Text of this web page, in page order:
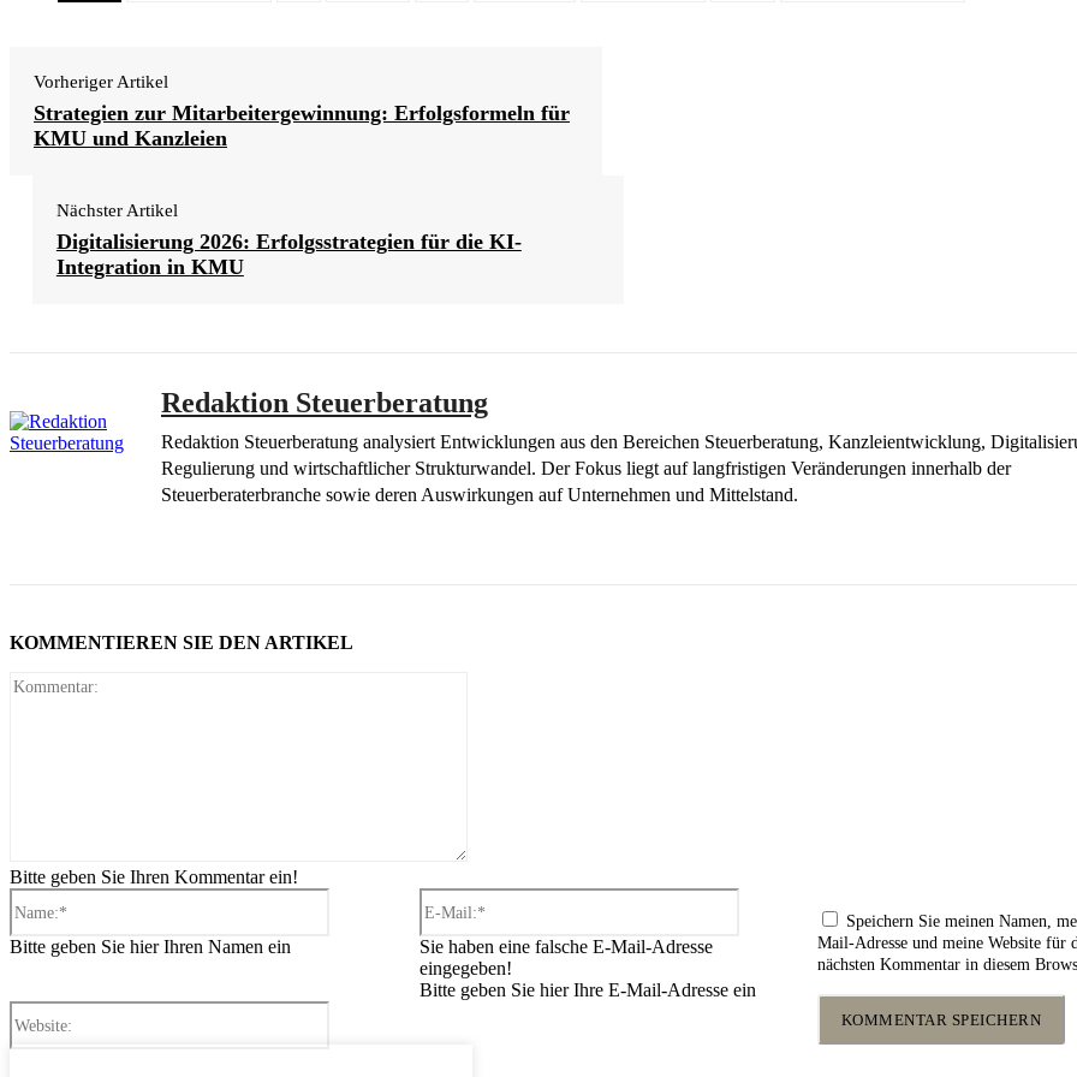
Vorheriger Artikel
Strategien zur Mitarbeitergewinnung: Erfolgsformeln für
KMU und Kanzleien
Nächster Artikel
Digitalisierung 2026: Erfolgsstrategien für die KI-
Integration in KMU
Redaktion Steuerberatung
Redaktion Steuerberatung analysiert Entwicklungen aus den Bereichen Steuerberatung, Kanzleientwicklung,
Regulierung und wirtschaftlicher Strukturwandel. Der Fokus liegt auf langfristigen Veränderungen innerhalb der
Steuerberaterbranche sowie deren Auswirkungen auf Unternehmen und Mittelstand.
KOMMENTIEREN SIE DEN ARTIKEL
Bitte geben Sie Ihren Kommentar ein!
Bitte geben Sie hier Ihren Namen ein
E-
Sie haben eine falsche E-Mail-Adresse
eingegeben!
Bitte geben Sie hier Ihre E-Mail-Adresse ein
Speichern Sie meinen Namen,
Mail-Adresse und meine Website für
nächsten Kommentar in diesem